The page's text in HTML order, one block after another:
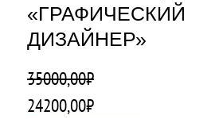
«ГРАФИЧЕСКИЙ
ДИЗАЙНЕР»
35000,00₽
П
24200,00₽Т